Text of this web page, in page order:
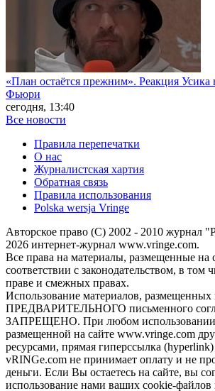
«План остаётся прежним». Реакция Усика
Фьюри
сегодня, 13:40
Все новости
Правила перепечатки
О нас
Журналистская хартия
Обратная связь
Правила использования
Polska wersja Vringe
Авторское право (С) 2002 - 2010 журнал
2026 интернет-журнал www.vringe.com.
Все права на материалы, размещенные на
соответствии с законодательством, в том
праве и смежных правах.
Использование материалов, размещенных
ПРЕДВАРИТЕЛЬНОГО письменного
ЗАПРЕЩЕНО. При любом
размещенной на сайте www.vringe.com
ресурсами, прямая гиперссылка
vRINGe.com не принимает оплату и не
деньги. Если Вы остаетесь на сайте, вы
использование нами ваших cookie-